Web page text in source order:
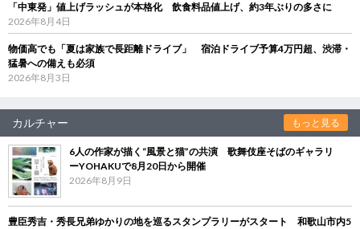
「中東発」値上げラッシュが本格化 飲食料品値上げ、約3年ぶりの多さに
2026年8月4日
物価高でも「夏は家族で長距離ドライブ」 宿泊ドライブ予算4万円超、渋滞・
猛暑への備えも必須
2026年8月3日
カルチャー もっと見る
6人の作家が描く“風景と猫”の共演 歌舞伎座そばのギャラリ
ーYOHAKUで8月20日から開催
2026年8月9日
豊臣秀吉・秀長兄弟ゆかりの地を巡るスタンプラリーがスタート 和歌山市内5